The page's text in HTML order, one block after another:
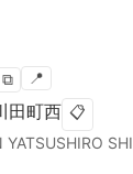
⧉ 📍
田町西 📋
YATSUSHIRO SHI